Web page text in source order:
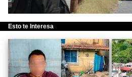
Esto te Interesa